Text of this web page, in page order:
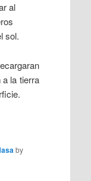
al
sol.
la tierra
by